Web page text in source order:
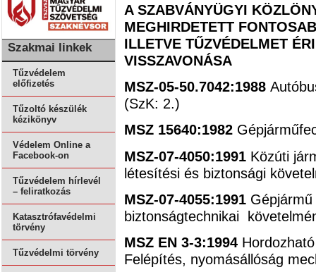
Szakmai linkek
Tűzvédelem
előfizetés
Tűzoltó készülék
kézikönyv
Védelem Online a
Facebook-on
Tűzvédelem hírlevél
– feliratkozás
Katasztrófavédelmi
törvény
Tűzvédelmi törvény
A SZABVÁNYÜGYI
MEGHIRDETETT
ILLETVE TŰZVÉDELMET
VISSZAVONÁSA
MSZ-05-50.7042:1988
(SzK: 2.)
MSZ 15640:1982
MSZ-07-4050:1991 Közúti
létesítési és biztonsági
MSZ-07-4055:1991
biztonságtechnikai
MSZ EN 3-3:1994
Felépítés, nyomásállóság